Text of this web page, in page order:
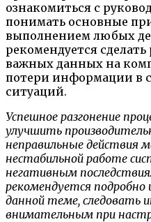
ознакомиться с
понимать основные
выполнением любых
рекомендуется
важных данных на
потери информации в
ситуаций.
Успешное разгонение
улучшить
неправильные действия
нестабильной работе
негативным
рекомендуется
данной теме, следовать
внимательным при